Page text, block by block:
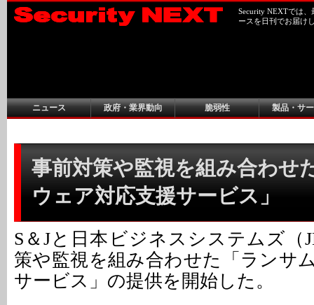
Security NEXTでは
ースを日刊でお届け
ニュース 政府・業界動向 脆弱性 製品・サ
事前対策や監視を組み合わせ
ウェア対応支援サービス」
S＆Jと日本ビジネスシステムズ（
策や監視を組み合わせた「ランサ
サービス」の提供を開始した。